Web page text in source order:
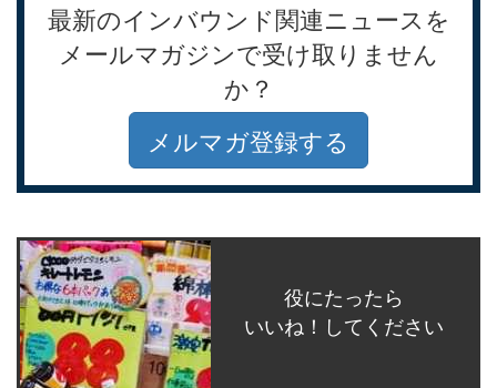
最新のインバウンド関連ニュースを
メールマガジンで受け取りません
か？
メルマガ登録する
役にたったら
いいね！してください